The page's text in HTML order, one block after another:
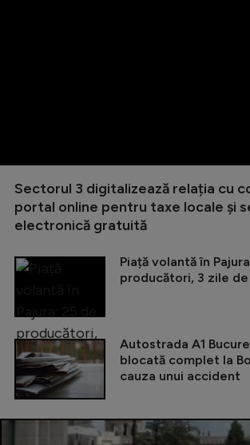
Sectorul 3 digitalizează relația cu
portal online pentru taxe locale și
electronică gratuită
Piață volantă în
producători, 3 zile
Autostrada A1
blocată complet la
cauza unui accident